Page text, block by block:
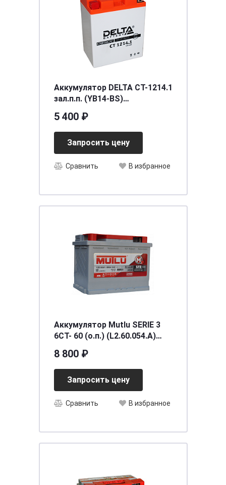
Аккумулятор DELTA СТ-1214.1
зал.п.п. (YB14-BS)
5 400 ₽
Запросить цену
Сравнить В избранное
Аккумулятор Mutlu SERIE 3
6CT- 60 (о.п.) (L2.60.054.A)
8 800 ₽
Запросить цену
Сравнить В избранное